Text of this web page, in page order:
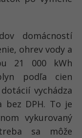
domácností
ohrev vody a
21 000 kWh
podľa cien
vychádza
bez DPH. To je
vykurovaný
sa môže